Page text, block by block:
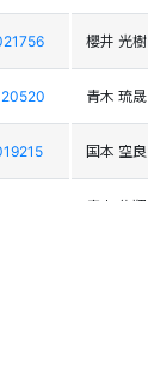
櫻井 光樹
青木 琉晟
国本 空良
青木 悠翔